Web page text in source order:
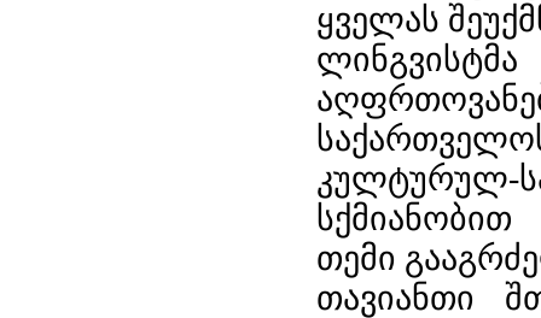
ყველას
კულტურულ-
თემი
თავიანთი